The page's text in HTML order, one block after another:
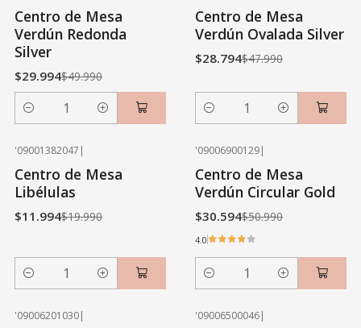
Centro de Mesa
Verdún Redonda
Silver
$29.994$49.990
Cantidad
Centro de Mesa
Verdún Ovalada Silver
$28.794$47.990
Cantidad
'09001382047 |
Centro de Mesa
Libélulas
$11.994$19.990
Cantidad
'09006900129|
Centro de Mesa
Verdún Circular Gold
$30.594$50.990
4.0
Cantidad
'09006201030| '09006500046|